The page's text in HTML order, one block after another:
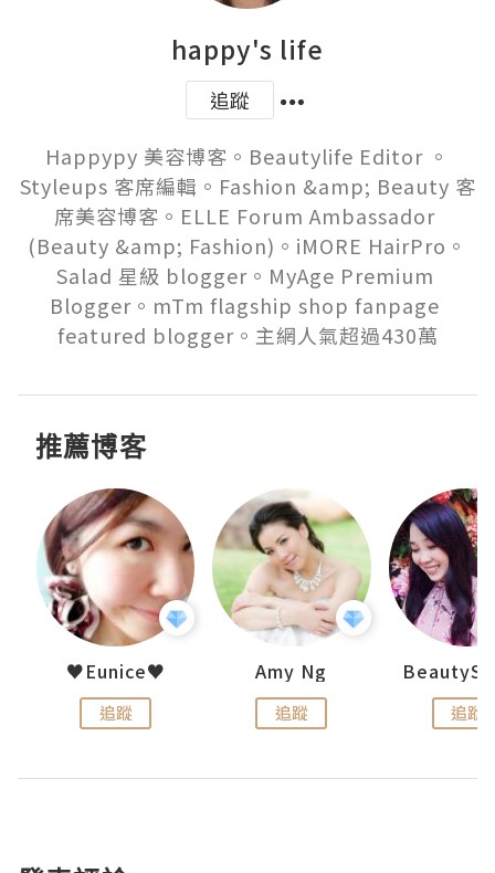
happy's life
追蹤
Happypy 美容博客。Beautylife Editor 。
Styleups 客席編輯。Fashion &amp; Beauty 客
席美容博客。ELLE Forum Ambassador
(Beauty &amp; Fashion)。iMORE HairPro。
Salad 星級 blogger。MyAge Premium
Blogger。mTm flagship shop fanpage
featured blogger。主網人氣超過430萬
推薦博客
♥Eunice♥
追蹤
Amy Ng
追蹤 追蹤